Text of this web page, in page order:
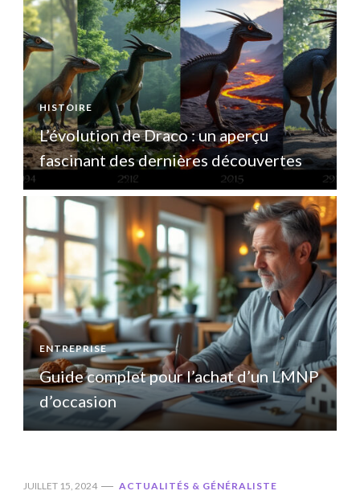
HISTOIRE
L’évolution de Draco : un aperçu
fascinant des dernières découvertes
ENTREPRISE
Guide complet pour l’achat d’un LMNP
d’occasion
JUILLET 15, 2024 ACTUALITÉS & GÉNÉRALISTE